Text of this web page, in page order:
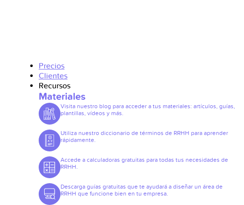
Precios
Clientes
Recursos
Materiales
Visita nuestro blog para acceder a tus materiales: artículos, guías,
plantillas, vídeos y más.
Utiliza nuestro diccionario de términos de RRHH para aprender
rápidamente.
Accede a calculadoras gratuitas para todas tus necesidades de
RRHH.
Descarga guías gratuitas que te ayudará a diseñar un área de
RRHH que funcione bien en tu empresa.